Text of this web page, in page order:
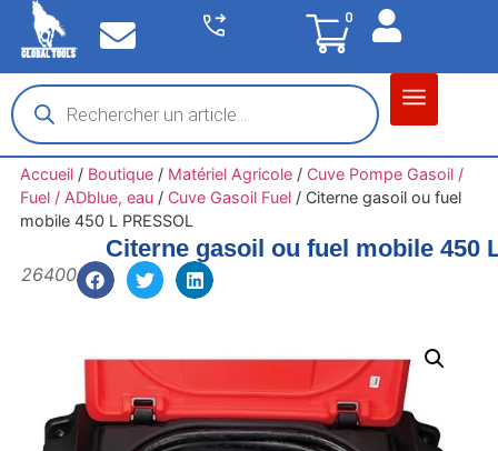
0
Accueil/ Boutique/ Matériel Agricole/ Cuve Pompe Gasoil /
Fuel / ADblue, eau/ Cuve Gasoil Fuel/ Citerne gasoil ou fuel
mobile 450 L PRESSOL
Citerne gasoil ou fuel mobile 450
26400